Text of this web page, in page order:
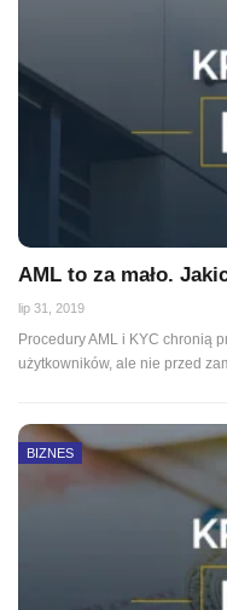
AML to za mało.
lip 31, 2019
Procedury AML i KYC chronią
użytkowników, ale nie przed
BIZNES